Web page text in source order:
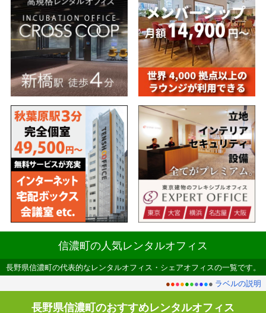
信濃町の人気レンタルオフィス
長野県信濃町の代表的なレンタルオフィス・シェアオフィスの一覧です。
●●●●●●●●●● ラベルの説明
長野県信濃町のおすすめレンタルオフィス